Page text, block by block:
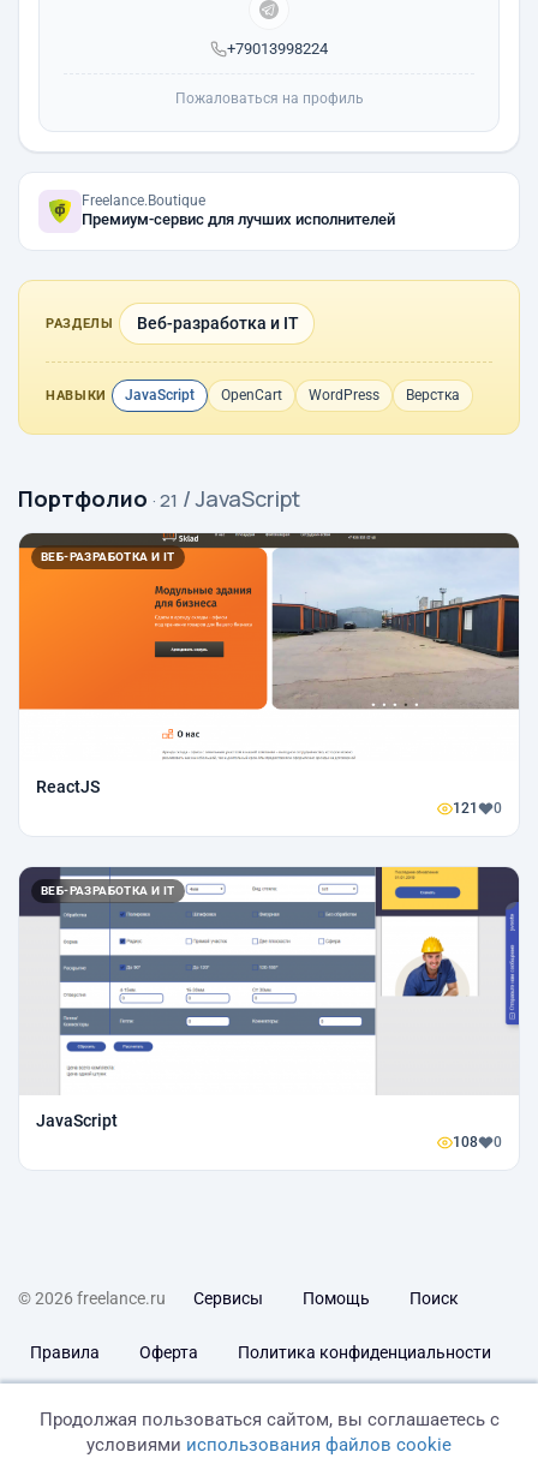
+79013998224
Пожаловаться на профиль
Freelance.Boutique
Премиум-сервис для лучших исполнителей
РАЗДЕЛЫ Веб-разработка и IT
НАВЫКИ JavaScript OpenCart WordPress Верстка
Портфолио · 21 / JavaScript
ВЕБ-РАЗРАБОТКА И IT
ReactJS
121 0
ВЕБ-РАЗРАБОТКА И IT
JavaScript
108 0
© 2026 freelance.ru Сервисы Помощь Поиск
Правила Оферта Политика конфиденциальности
Продолжая пользоваться сайтом, вы соглашаетесь с
условиями использования файлов cookie